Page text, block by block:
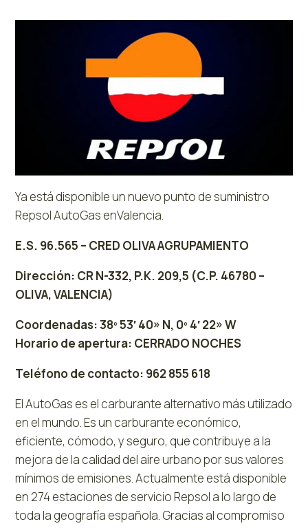
Ya está disponible un nuevo punto de suministro
Repsol AutoGas enValencia.
E.S. 96.565 – CRED OLIVA AGRUPAMIENTO
Dirección: CR N-332, P.K. 209,5 (C.P. 46780 –
OLIVA, VALENCIA)
Coordenadas: 38º 53′ 40» N, 0º 4′ 22» W
Horario de apertura: CERRADO NOCHES
Teléfono de contacto: 962 855 618
El AutoGas es el carburante alternativo más utilizado
en el mundo. Es un carburante económico,
eficiente, cómodo, y seguro, que contribuye a la
mejora de la calidad del aire urbano por sus valores
mínimos de emisiones. Actualmente está disponible
en 274 estaciones de servicio Repsol a lo largo de
toda la geografía española. Gracias al compromiso